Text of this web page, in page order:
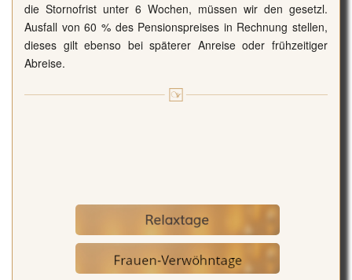
die Stornofrist unter 6 Wochen, müssen wir den gesetzl.
Ausfall von 60 % des Pensionspreises in Rechnung stellen,
dieses gilt ebenso bei späterer Anreise oder frühzeitiger
Abreise.